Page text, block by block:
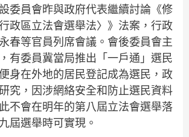
委員會昨與政府代表繼續討論《修
政區立法會選舉法〉》法案，行政
春等官員列席會議。會後委員會主
有委員冀當局推出「一戶通」選民
身在外地的居民登記成為選民，政
究，因涉網絡安全和防止選民資料
不會在明年的第八屆立法會選舉落
屆選舉時可實現。